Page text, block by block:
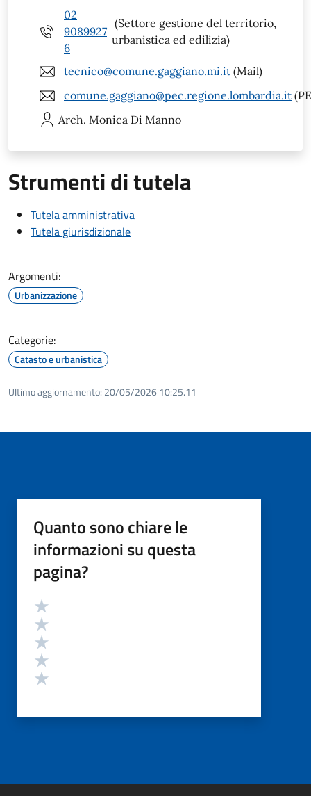
02
9089927
6
(Settore gestione del territorio,
urbanistica ed edilizia)
tecnico@comune.gaggiano.mi.it (Mail)
comune.gaggiano@pec.regione.lombardia.it
Arch. Monica Di Manno
Strumenti di tutela
Tutela amministrativa
Tutela giurisdizionale
Argomenti:
Urbanizzazione
Categorie:
Catasto e urbanistica
Ultimo aggiornamento: 20/05/2026 10:25.11
Quanto sono chiare le
informazioni su questa
pagina?
Valutazione